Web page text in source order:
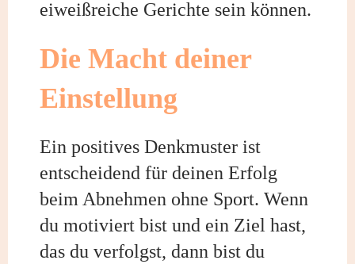
eiweißreiche Gerichte sein können.
Die Macht deiner
Einstellung
Ein positives Denkmuster ist
entscheidend für deinen Erfolg
beim Abnehmen ohne Sport. Wenn
du motiviert bist und ein Ziel hast,
das du verfolgst, dann bist du